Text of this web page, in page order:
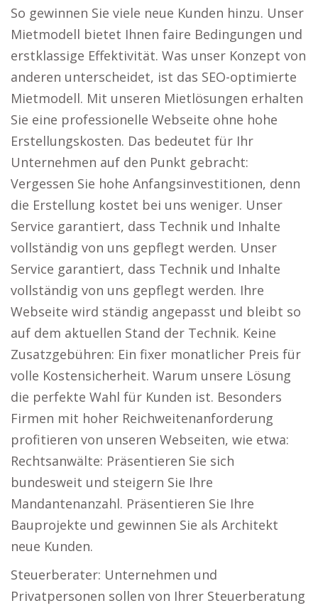
So gewinnen Sie viele neue Kunden hinzu. Unser
Mietmodell bietet Ihnen faire Bedingungen und
erstklassige Effektivität. Was unser Konzept von
anderen unterscheidet, ist das SEO-optimierte
Mietmodell. Mit unseren Mietlösungen erhalten
Sie eine professionelle Webseite ohne hohe
Erstellungskosten. Das bedeutet für Ihr
Unternehmen auf den Punkt gebracht:
Vergessen Sie hohe Anfangsinvestitionen, denn
die Erstellung kostet bei uns weniger. Unser
Service garantiert, dass Technik und Inhalte
vollständig von uns gepflegt werden. Unser
Service garantiert, dass Technik und Inhalte
vollständig von uns gepflegt werden. Ihre
Webseite wird ständig angepasst und bleibt so
auf dem aktuellen Stand der Technik. Keine
Zusatzgebühren: Ein fixer monatlicher Preis für
volle Kostensicherheit. Warum unsere Lösung
die perfekte Wahl für Kunden ist. Besonders
Firmen mit hoher Reichweitenanforderung
profitieren von unseren Webseiten, wie etwa:
Rechtsanwälte: Präsentieren Sie sich
bundesweit und steigern Sie Ihre
Mandantenanzahl. Präsentieren Sie Ihre
Bauprojekte und gewinnen Sie als Architekt
neue Kunden.
Steuerberater: Unternehmen und
Privatpersonen sollen von Ihrer Steuerberatung